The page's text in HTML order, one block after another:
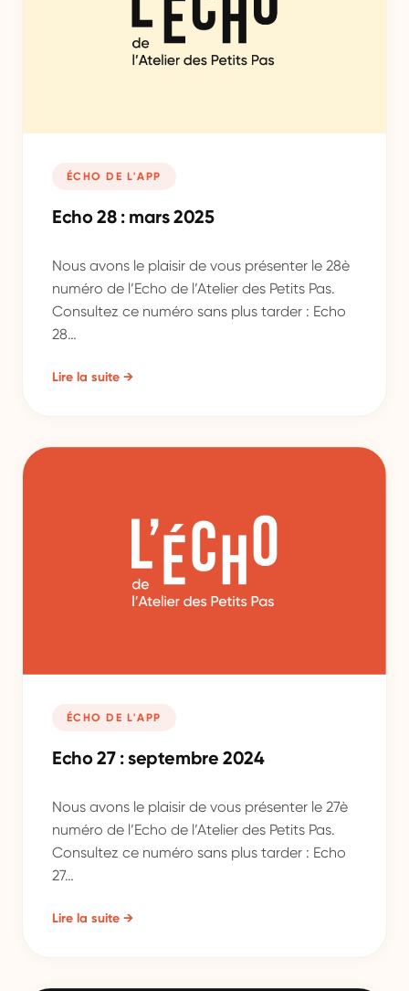
ÉCHO DE L'APP
Echo 28 : mars 2025
Nous avons le plaisir de vous présenter le 28è
numéro de l’Echo de l’Atelier des Petits Pas.
Consultez ce numéro sans plus tarder : Echo
28…
Lire la suite →
ÉCHO DE L'APP
Echo 27 : septembre 2024
Nous avons le plaisir de vous présenter le 27è
numéro de l’Echo de l’Atelier des Petits Pas.
Consultez ce numéro sans plus tarder : Echo
27…
Lire la suite →